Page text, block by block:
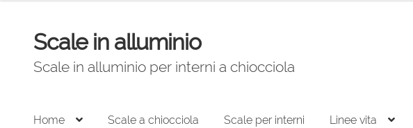
Vai
alla
navigazione
Vai
al
contenuto
Scale in alluminio
Scale in alluminio per interni a chiocciola
Home Scale a chiocciola Scale per interni Linee vita
originale
4.056,00 €.
attuale